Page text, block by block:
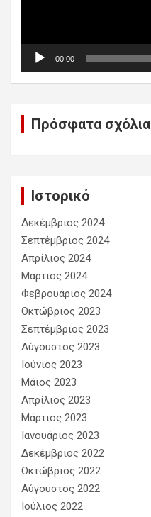
00:00
Πρόσφατα σχόλια
Ιστορικό
Δεκέμβριος 2024
Σεπτέμβριος 2024
Απρίλιος 2024
Μάρτιος 2024
Φεβρουάριος 2024
Οκτώβριος 2023
Σεπτέμβριος 2023
Αύγουστος 2023
Ιούνιος 2023
Μάιος 2023
Απρίλιος 2023
Μάρτιος 2023
Ιανουάριος 2023
Δεκέμβριος 2022
Οκτώβριος 2022
Αύγουστος 2022
Ιούλιος 2022